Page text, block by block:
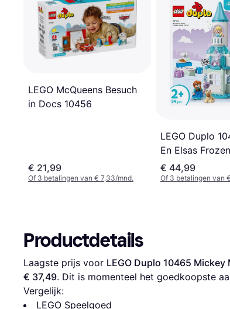
LEGO McQueens Besuch
in Docs 10456
€ 21,99
Of 3 betalingen van € 7,33/mnd.
LEGO Duplo
En Elsas Frozen
Kasteelfeest
€ 44,99
Of 3 betalingen van
Productdetails
Laagste prijs voor LEGO Duplo 10465
€ 37,49. Dit is momenteel het goedkoopste
Vergelijk:
LEGO Speelgoed